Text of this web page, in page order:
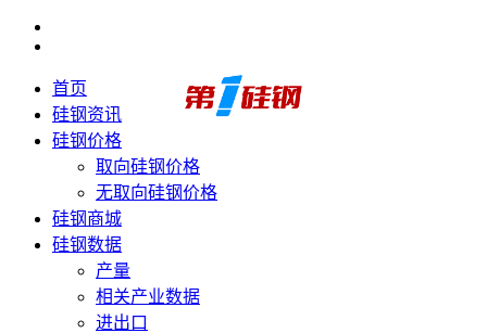
首页
硅钢资讯
硅钢价格
取向硅钢价格
无取向硅钢价格
硅钢商城
硅钢数据
产量
相关产业数据
进出口